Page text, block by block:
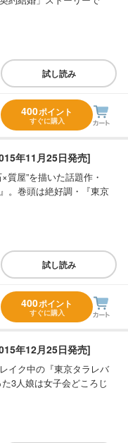
試し読み
400ポイント
すぐに購入
年11月25日発売]
質屋”を描いた話題作・
。巻頭は絶好調・『東京
試し読み
400ポイント
すぐに購入
年12月25日発売]
イク中の『東京タラレバ
3人娘は女子会どころじ